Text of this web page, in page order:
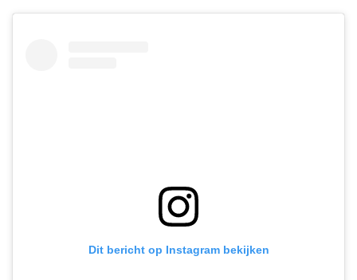
Dit bericht op Instagram bekijken